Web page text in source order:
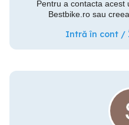
Pentru a contacta acest
Bestbike.ro sau
Intră în cont /